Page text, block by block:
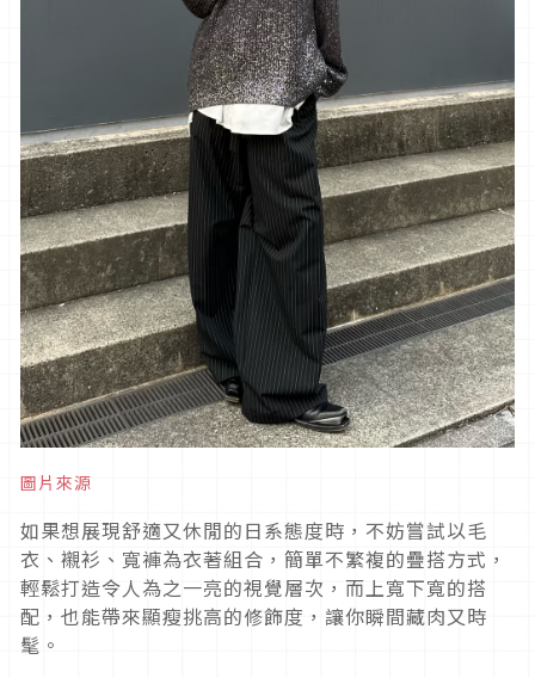
圖片來源
如果想展現舒適又休閒的日系態度時，不妨嘗試以毛
衣、襯衫、寬褲為衣著組合，簡單不繁複的疊搭方式，
輕鬆打造令人為之一亮的視覺層次，而上寬下寬的搭
配，也能帶來顯瘦挑高的修飾度，讓你瞬間藏肉又時
髦。